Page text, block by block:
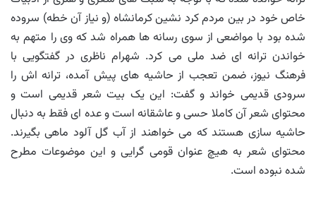
خاص خود در بین مردم کرد نشین کرمانشاه (و نیاز آن خطه) سروده
شده بود با مواضعی از سوی رسانه ها همراه شد که وی را متهم به
خواندن ترانه ای ضد ملی می کرد. شهرام ناظری در گفتگویی با
فرهنگ نیوز، ضمن تعجب از حاشیه های پیش آمده، ترانه اش را
سرودی قدیمی خواند و گفت: این یک بیت شعر قدیمی است و
محتوای شعر آن کاملا حسی و عاشقانه است و عده ای فقط به دنبال
حاشیه سازی هستند که می خواهند از آب گل آلود ماهی بگیرند.
محتوای شعر به هیچ عنوان قومی گرایی و این موضوعات مطرح
شده نبوده است.